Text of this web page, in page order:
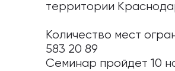
территории
Количество мест
583 20 89
Семинар пройдет 10